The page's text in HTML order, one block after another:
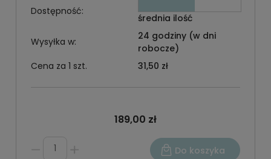
Dostępność:
średnia ilość
Wysyłka w:
24 godziny (w dni
robocze)
Cena za 1 szt.
31,50 zł
189,00 zł
Do koszyka